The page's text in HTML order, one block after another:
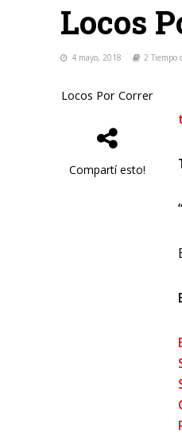
Locos
4 mayo, 2018 2 Tiempo
Locos Por Correr
Compartí esto!